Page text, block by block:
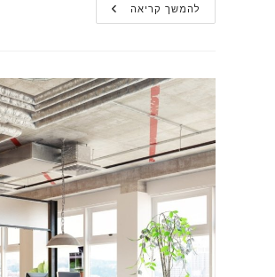
להמשך קריאה
השפעת
חללי
העובדים